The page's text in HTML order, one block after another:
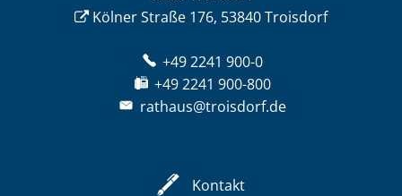
Kölner Straße 176, 53840 Troisdorf
+49 2241 900-0
+49 2241 900-800
rathaus@troisdorf.de
Kontakt